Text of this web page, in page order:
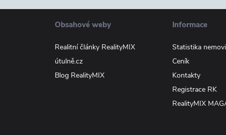
Obsahové weby
Realitní články RealityMIX
útulně.cz
Blog RealityMIX
Informace
Statistika
Ceník
Kontakty
Registrace RK
RealityMIX